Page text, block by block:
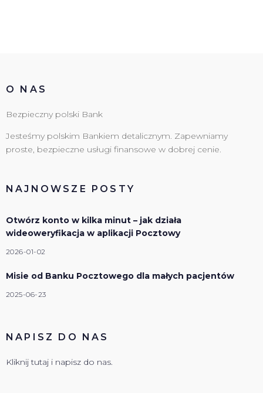
O NAS
Bezpieczny polski Bank
Jesteśmy polskim Bankiem detalicznym. Zapewniamy
proste, bezpieczne usługi finansowe w dobrej cenie.
NAJNOWSZE POSTY
Otwórz konto w kilka minut – jak działa
wideoweryfikacja w aplikacji Pocztowy
2026-01-02
Misie od Banku Pocztowego dla małych pacjentów
2025-06-23
NAPISZ DO NAS
Kliknij tutaj i napisz do nas.